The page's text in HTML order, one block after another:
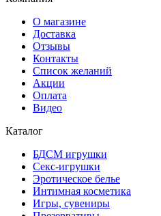
О магазине
Доставка
Отзывы
Контакты
Список желаний
Акции
Оплата
Видео
Каталог
БДСМ игрушки
Секс-игрушки
Эротическое белье
Интимная косметика
Игры, сувениры